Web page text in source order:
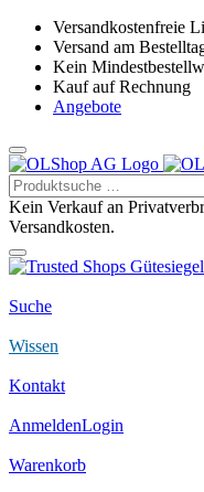
Versandkostenfreie
Versand am
Kein
Kauf auf Rechnung
Angebote
Kein Verkauf an
Versandkosten.
Suche
Wissen
Kontakt
AnmeldenLogin
Warenkorb